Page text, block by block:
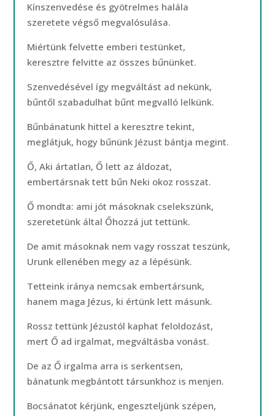
Kínszenvedése és gyötrelmes halála
szeretete végső megvalósulása.
Miértünk felvette emberi testünket,
keresztre felvitte az összes bűnünket.
Szenvedésével így megváltást ad nekünk,
bűntől szabadulhat bűnt megvalló lelkünk.
Bűnbánatunk hittel a keresztre tekint,
meglátjuk, hogy bűnünk Jézust bántja megint.
Ő, Aki ártatlan, Ő lett az áldozat,
embertársnak tett bűn Neki okoz rosszat.
Ő mondta: ami jót másoknak cselekszünk,
szeretetünk által Őhozzá jut tettünk.
De amit másoknak nem vagy rosszat teszünk,
Urunk ellenében megy az a lépésünk.
Tetteink iránya nemcsak embertársunk,
hanem maga Jézus, ki értünk lett másunk.
Rossz tettünk Jézustól kaphat feloldozást,
mert Ő ad irgalmat, megváltásba vonást.
De az Ő irgalma arra is serkentsen,
bánatunk megbántott társunkhoz is menjen.
Bocsánatot kérjünk, engeszteljünk szépen,